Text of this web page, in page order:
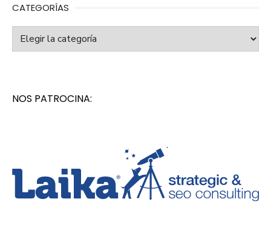
CATEGORÍAS
NOS PATROCINA: